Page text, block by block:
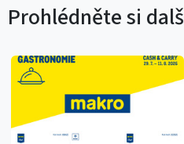
Prohlédněte si